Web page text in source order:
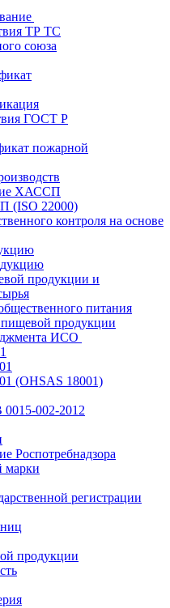
ТР ТС
союза
ГОСТ Р
пожарной
ХАССП
(ISO 22000)
контроля на основе
продукции и
питания
продукции
ИСО
(OHSAS 18001)
002-2012
Роспотребнадзора
марки
регистрации
продукции